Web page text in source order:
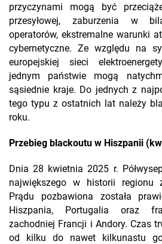
przyczynami mogą być
przesyłowej, zaburzenia w
operatorów, ekstremalne warunki
cybernetyczne. Ze względu na
europejskiej sieci
jednym państwie mogą
sąsiednie kraje. Do jednych z
tego typu z ostatnich lat należy
roku.
Przebieg blackoutu w Hiszpanii
Dnia 28 kwietnia 2025 r.
największego w historii regionu
Prądu pozbawiona została
Hiszpania, Portugalia oraz
zachodniej Francji i Andory. Czas
od kilku do nawet kilkunastu